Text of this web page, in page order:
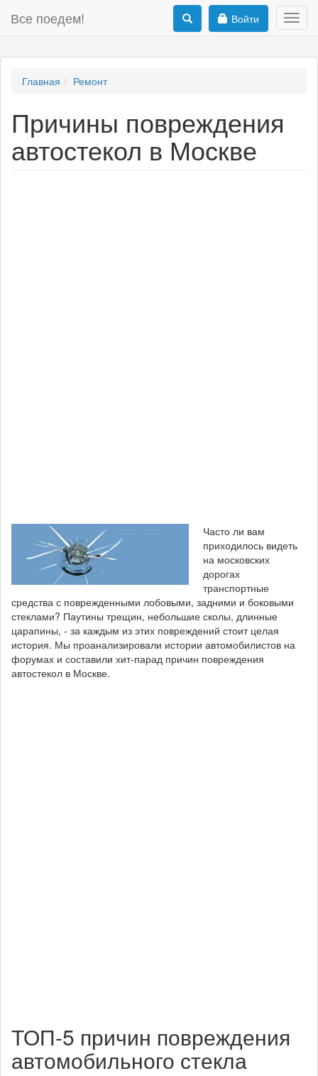
Все поедем! Войти
Главная Ремонт
Причины повреждения
автостекол в Москве
Часто ли вам
приходилось видеть
на московских
дорогах
транспортные
средства с поврежденными лобовыми, задними и боковыми
стеклами? Паутины трещин, небольшие сколы, длинные
царапины, - за каждым из этих повреждений стоит целая
история. Мы проанализировали истории автомобилистов на
форумах и составили хит-парад причин повреждения
автостекол в Москве.
ТОП-5 причин повреждения
автомобильного стекла